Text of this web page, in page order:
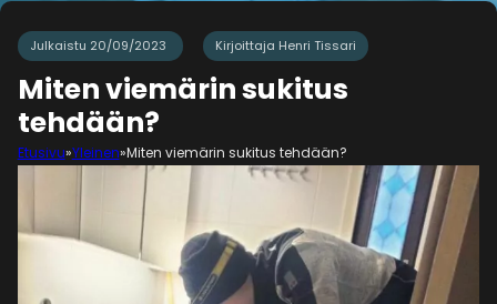
Miten viemärin sukitus
tehdään?
Julkaistu 20/09/2023 Kirjoittaja Henri Tissari
Etusivu»Yleinen»Miten viemärin sukitus tehdään?